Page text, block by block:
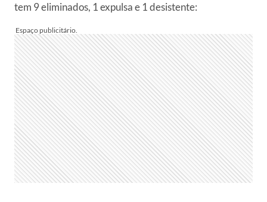
tem 9 eliminados, 1 expulsa e 1 desistente: